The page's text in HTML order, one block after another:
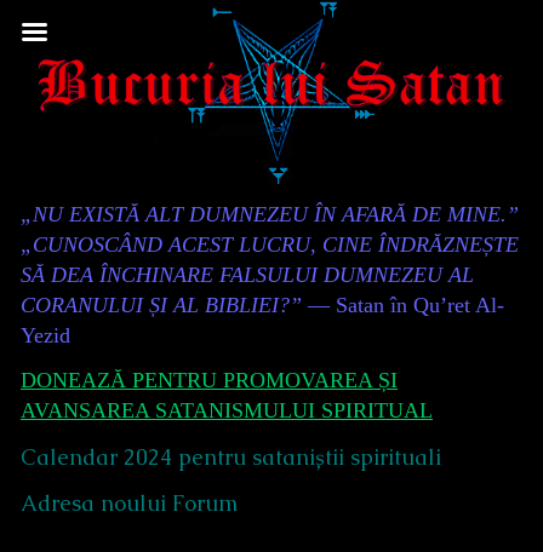
to
Content
Header
„NU EXISTĂ ALT DUMNEZEU ÎN AFARĂ DE MINE.”
„CUNOSCÂND ACEST LUCRU, CINE ÎNDRĂZNEȘTE
SĂ DEA ÎNCHINARE FALSULUI DUMNEZEU AL
CORANULUI ȘI AL BIBLIEI?” — Satan în Qu’ret Al-
Yezid
DONEAZĂ PENTRU PROMOVAREA ȘI
AVANSAREA SATANISMULUI SPIRITUAL
Calendar 2024 pentru sataniștii spirituali
Adresa noului Forum